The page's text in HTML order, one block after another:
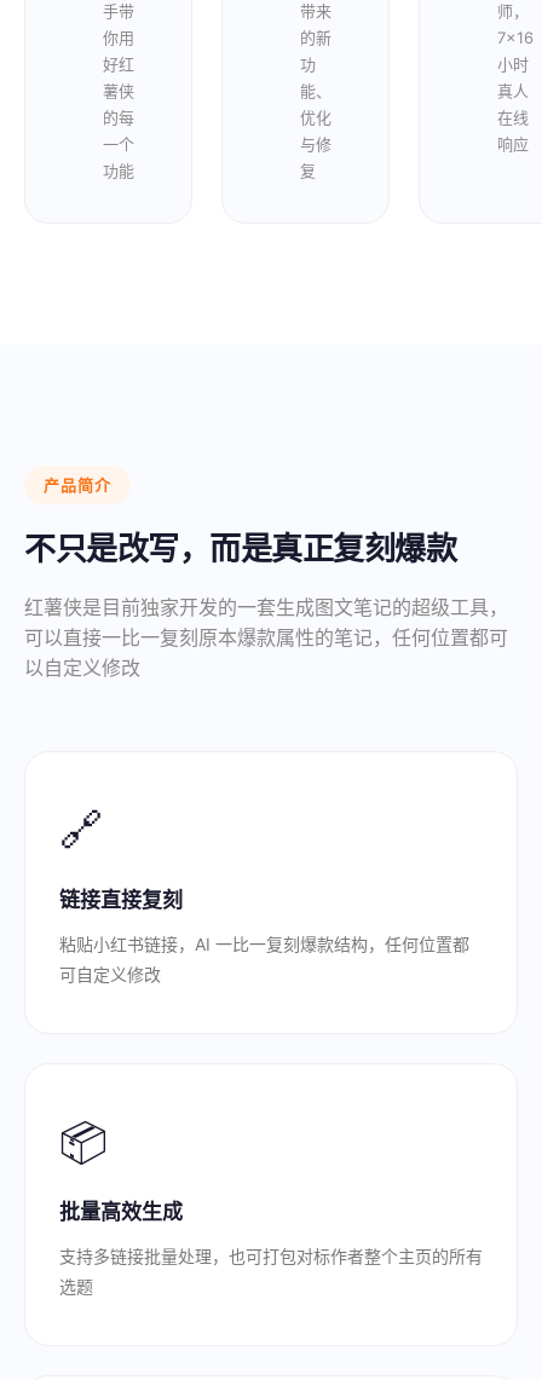
手带
你用
好红
薯侠
的每
一个
功能
带来
的新
功
能、
优化
与修
复
师，
7×16
小时
真人
在线
响应
产品简介
不只是改写，而是真正复刻爆款
红薯侠是目前独家开发的一套生成图文笔记的超级工具，
可以直接一比一复刻原本爆款属性的笔记，任何位置都可
以自定义修改
🔗
链接直接复刻
粘贴小红书链接，AI 一比一复刻爆款结构，任何位置都
可自定义修改
📦
批量高效生成
支持多链接批量处理，也可打包对标作者整个主页的所有
选题